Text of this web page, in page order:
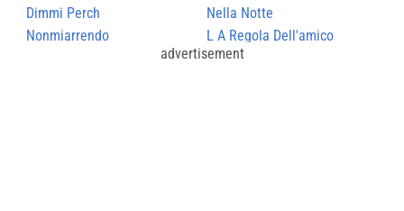
Dimmi Perch
Nella Notte
Nonmiarrendo
L A Regola Dell'amico
advertisement